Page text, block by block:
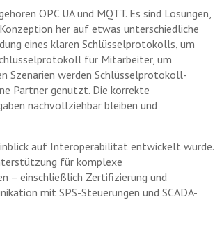
OPC UA und MQTT. Es sind Lösungen,
her auf etwas unterschiedliche
eines klaren Schlüsselprotokolls, um
für Mitarbeiter, um
Szenarien werden Schlüsselprotokoll-
Partner genutzt. Die korrekte
nachvollziehbar bleiben und
auf Interoperabilität entwickelt wurde.
für komplexe
– einschließlich Zertifizierung und
mit SPS-Steuerungen und SCADA-